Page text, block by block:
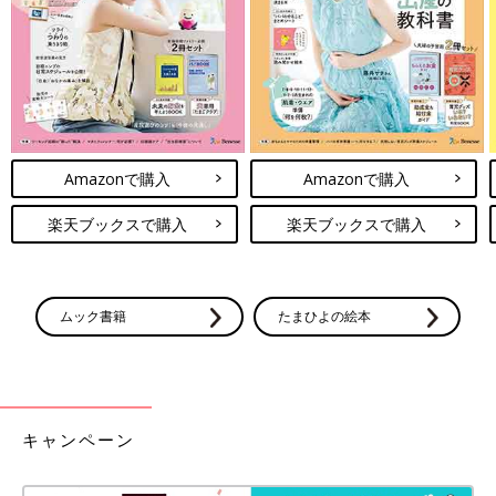
赤ちゃんの病気【肥厚性幽門狭窄症（ひこうせ
いゆうもんきょうさくしょう）】って？新生児
期に多く見られる病気。授乳直後、噴水のよう
に勢いよく吐いたら要注意。
腸重積症(ちょうじゅうせきしょう)
＊かかりやすい時期・季節／６カ月～・通年
＊主な症状／嘔吐、下痢、顔色が悪い、血便
腸重積症 こんな病気
★腸の一部が腸の中にもぐり込み、激しい痛みや嘔吐があります
６カ月から２才
ごろまでに起こりやすい、腸の一部が腸の中に
す。血液と粘液が混じったいちごジャムのような真っ赤な血便が
Amazonで購入
楽天ブックスで購入
Amazonで購入
楽天ブックスで購入
ムック書籍 たまひよの絵本
キャンペーン